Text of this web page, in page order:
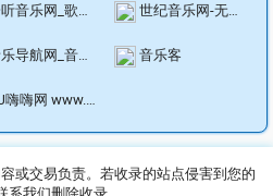
网_歌曲大全::免费网络在线正版音乐站 世纪音乐网-无损Mp3免费下载,全网MP3免费下载,无损音乐下载,动态歌词下载
_音乐之家_音乐大全_好听音乐分享发布平台 音乐客
www.djkk.cn 第一原创舞曲dj网站 dj舞曲 超劲爆MV
或交易负责。若收录的站点侵害到您的